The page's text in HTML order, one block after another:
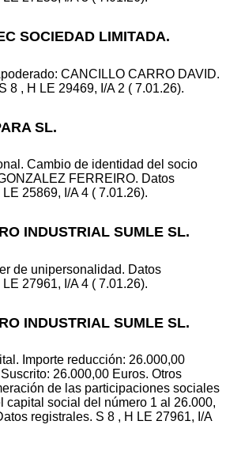
SOCIEDAD LIMITADA.
CANCILLO CARRO DAVID.
8 , H LE 29469, I/A 2 ( 7.01.26).
SL.
Cambio de identidad del socio
FERREIRO. Datos
25869, I/A 4 ( 7.01.26).
INDUSTRIAL SUMLE SL.
de unipersonalidad. Datos
27961, I/A 4 ( 7.01.26).
INDUSTRIAL SUMLE SL.
Importe reducción: 26.000,00
26.000,00 Euros. Otros
de las participaciones sociales
capital social del número 1 al 26.000,
registrales. S 8 , H LE 27961, I/A